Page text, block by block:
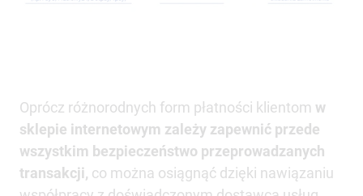
Oprócz różnorodnych form płatności klientom w
sklepie internetowym zależy zapewnić przede
wszystkim bezpieczeństwo przeprowadzanych
transakcji, co można osiągnąć dzięki nawiązaniu